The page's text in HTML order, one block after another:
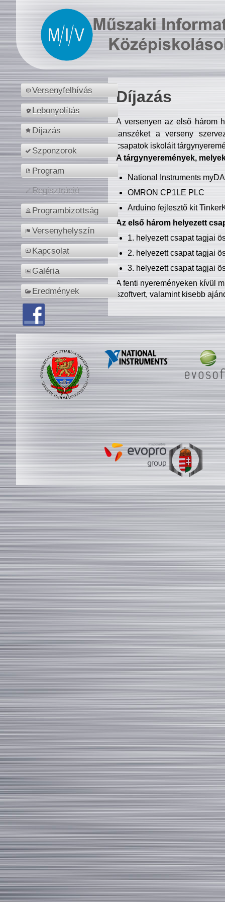
Versenyfelhívás
Lebonyolítás
Díjazás
Szponzorok
Program
Regisztráció
Programbizottság
Versenyhelyszín
Kapcsolat
Galéria
Eredmények
Díjazás
A versenyen az első három
tanszéket a verseny
csapatok iskoláit
A tárgynyeremények,
National Instruments
OMRON CP1LE PLC
Arduino fejlesztő kit
Az első három helyezett
1. helyezett csapat tagjai
2. helyezett csapat tagjai
3. helyezett csapat tagjai
A fenti nyereményeken kívül
szoftvert, valamint kisebb